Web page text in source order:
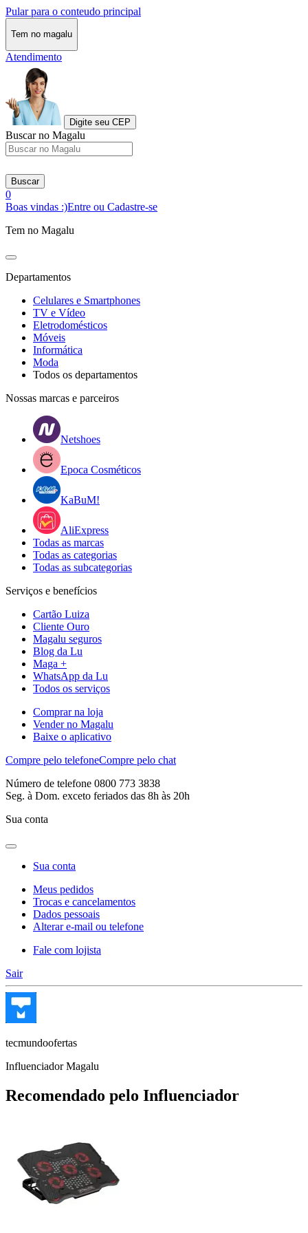
Pular para o conteudo principal
Tem no magalu
Atendimento
Digite seu CEP
Buscar no Magalu
Buscar
0
Boas vindas :)Entre ou Cadastre-se
Tem no Magalu
Departamentos
Celulares e Smartphones
TV e Vídeo
Eletrodomésticos
Móveis
Informática
Moda
Todos os departamentos
Nossas marcas e parceiros
Netshoes
Epoca Cosméticos
KaBuM!
AliExpress
Todas as marcas
Todas as categorias
Todas as subcategorias
Serviços e benefícios
Cartão Luiza
Cliente Ouro
Magalu seguros
Blog da Lu
Maga +
WhatsApp da Lu
Todos os serviços
Comprar na loja
Vender no Magalu
Baixe o aplicativo
Compre pelo telefoneCompre pelo chat
Número de telefone 0800 773 3838
Seg. à Dom. exceto feriados das 8h às 20h
Sua conta
Sua conta
Meus pedidos
Trocas e cancelamentos
Dados pessoais
Alterar e-mail ou telefone
Fale com lojista
Sair
tecmundoofertas
Influenciador Magalu
Recomendado pelo Influenciador